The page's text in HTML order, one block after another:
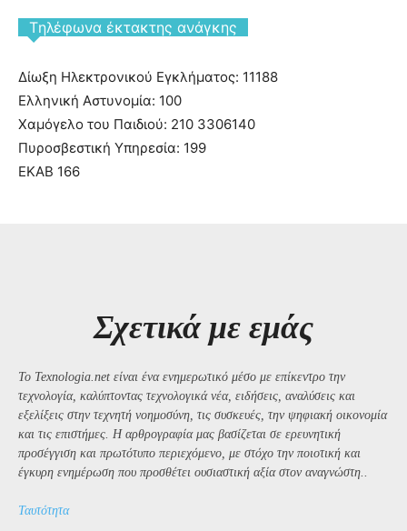
Tηλέφωνα έκτακτης ανάγκης
Δίωξη Ηλεκτρονικού Εγκλήματος: 11188
Ελληνική Αστυνομία: 100
Χαμόγελο του Παιδιού: 210 3306140
Πυροσβεστική Υπηρεσία: 199
ΕΚΑΒ 166
Σχετικά με εμάς
Το Texnologia.net είναι ένα ενημερωτικό μέσο με επίκεντρο την
τεχνολογία, καλύπτοντας τεχνολογικά νέα, ειδήσεις, αναλύσεις και
εξελίξεις στην τεχνητή νοημοσύνη, τις συσκευές, την ψηφιακή οικονομία
και τις επιστήμες. Η αρθρογραφία μας βασίζεται σε ερευνητική
προσέγγιση και πρωτότυπο περιεχόμενο, με στόχο την ποιοτική και
έγκυρη ενημέρωση που προσθέτει ουσιαστική αξία στον αναγνώστη..
Ταυτότητα